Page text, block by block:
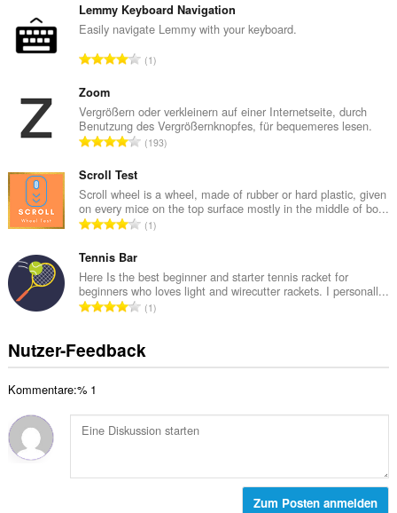
s
a
t
e
w
e
u
n
n
:
Lemmy Keyboard Navigation
Easily navigate Lemmy with your keyboard.
G
a
m
t
e
w
e
t
u
n
e
n
1
Zoom
Vergrößern oder verkleinern auf einer Internetseite, durch
Benutzung des Vergrößernknopfes, für bequemeres lesen.
G
a
m
t
e
w
e
t
u
e
193
Scroll Test
Scroll wheel is a wheel, made of rubber or hard plastic, given
on every mice on the top surface mostly in the middle of bo...
G
a
m
t
B
e
r
t
1
Tennis Bar
Here Is the best beginner and starter tennis racket for
beginners who loves light and wirecutter rackets. I personall...
G
s
a
e
B
e
1
Nutzer-Feedback
Kommentare:% 1
Zum Posten anmelden